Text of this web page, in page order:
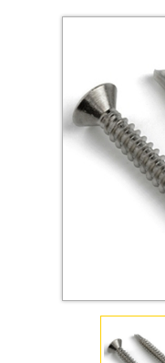
Инструмент
Крюки, кольца
Крюки, кольца